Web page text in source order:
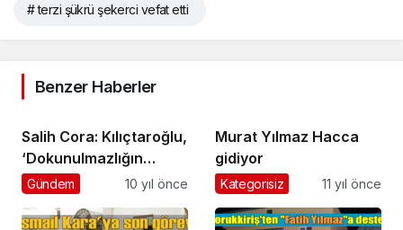
# terzi şükrü şekerci vefat etti
Benzer Haberler
Salih Cora: Kılıçtaroğlu,
‘Dokunulmazlığın
kaldırılmasına’ HAYIR
Gündem 10 yıl önce
Murat Yılmaz Hacca
gidiyor
Kategorisiz 11 yıl önce